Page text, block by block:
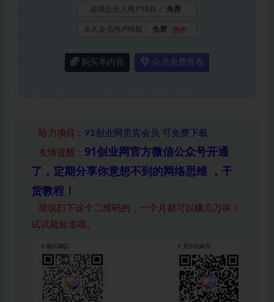
超级合伙人用户特权： 免费
永久会员用户特权： 免费 推荐
购买本内容 会员免费查看
给力项目 ： 91创业网贵宾会员 可免费下载
友情提醒： 91创业网官方微信公众号开通
了，定期分享你意想不到的网络思维 ，干
货教程！
据说扫下这个二维码的，一个月都可以赚几万块！
试试就知道哦。